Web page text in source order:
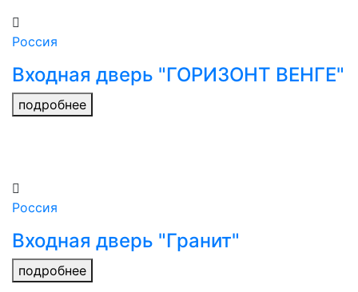
Россия
Входная дверь "ГОРИЗОНТ ВЕНГЕ"
подробнее
Россия
Входная дверь "Гранит"
подробнее